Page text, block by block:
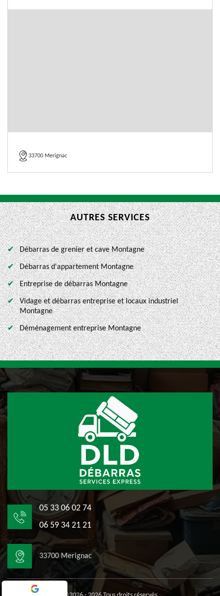
33700 Merignac
AUTRES SERVICES
Débarras de grenier et cave Montagne
Débarras d'appartement Montagne
Entreprise de débarras Montagne
Vidage et débarras entreprise et locaux industriel
Montagne
Déménagement entreprise Montagne
05 33 06 02 74
06 59 34 21 21
33700 Merignac